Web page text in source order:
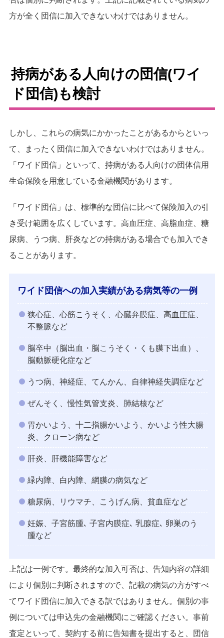
方が全く団信に加入できないわけではありません。
持病がある人向けの団信(ワイ
ド団信)も検討
しかし、これらの病気にかかったことがあるからといっ
て、まったく団信に加入できないわけではありません。
「ワイド団信」といって、持病がある人向けの団体信用
生命保険を用意している金融機関があります。
「ワイド団信」は、標準的な団信に比べて保険加入の引
き受け範囲を広くしています。高血圧症、高脂血症、糖
尿病、うつ病、肝炎などの持病がある場合でも加入でき
ることがあります。
ワイド団信への加入実績がある病気等の一例
狭心症、心筋こうそく、心臓弁膜症、高血圧症、
不整脈など
脳卒中（脳出血・脳こうそく・くも膜下出血）、
脳動脈硬化症など
うつ病、神経症、てんかん、自律神経失調症など
ぜんそく、慢性気管支炎、肺結核など
胃かいよう、十二指腸かいよう、かいよう性大腸
炎、クローン病など
肝炎、肝機能障害など
緑内障、白内障、網膜の病気など
糖尿病、リウマチ、こうげん病、貧血症など
妊娠、子宮筋腫､ 子宮内膜症､ 乳腺症､ 卵巣のう
腫など
上記は一例です。最終的な加入可否は、告知内容の詳細
により個別に判断されますので、記載の病気の方がすべ
てワイド団信に加入できる訳ではありません。個別の事
例については申込先の金融機関にご確認ください。事前
査定といって、契約する前に告知書を提出すると、団信